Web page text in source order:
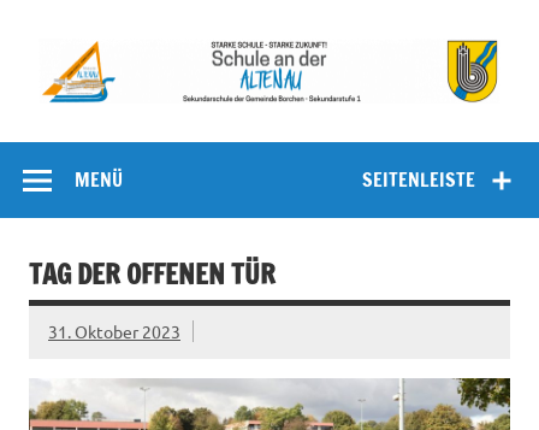
Schule an
der Altenau
SEITENLEISTE
MENÜ
TAG DER OFFENEN TÜR
31. Oktober 2023